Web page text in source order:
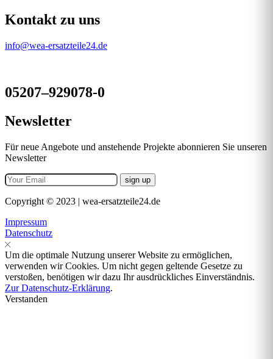
Kontakt zu uns
info@wea-ersatzteile24.de
05207–929078-0
Newsletter
Für neue Angebote und anstehende Projekte abonnieren Sie unseren
Newsletter
Copyright © 2023 | wea-ersatzteile24.de
Impressum
Datenschutz
Um die optimale Nutzung unserer Website zu ermöglichen,
verwenden wir Cookies. Um nicht gegen geltende Gesetze zu
verstoßen, benötigen wir dazu Ihr ausdrückliches Einverständnis.
Zur Datenschutz-Erklärung.
Verstanden